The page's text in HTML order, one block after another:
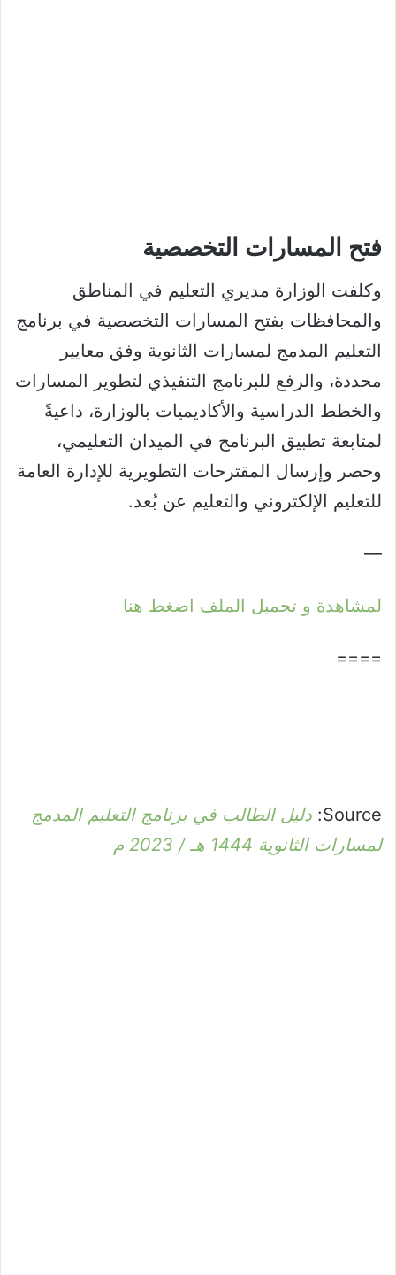
فتح المسارات التخصصية​
وكلفت الوزارة مديري التعليم في المناطق
والمحافظات بفتح المسارات التخصصية في برنامج
التعليم المدمج لمسارات الثانوية وفق معايير
محددة، والرفع للبرنامج التنفيذي لتطوير المسارات
والخطط الدراسية والأكاديميات بالوزارة، داعيةً
لمتابعة تطبيق البرنامج في الميدان التعليمي،
وحصر وإرسال المقترحات التطويرية للإدارة العامة
للتعليم الإلكتروني والتعليم عن بُعد.
—
لمشاهدة و تحميل الملف اضغط هنا
====
Source: دليل الطالب في برنامج التعليم المدمج
لمسارات الثانوية 1444 هـ / 2023 م